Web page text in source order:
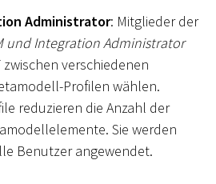
Administrator: Mitglieder der
und Integration Administrator
zwischen verschiedenen
Profilen wählen.
reduzieren die Anzahl der
Sie werden
Benutzer angewendet.